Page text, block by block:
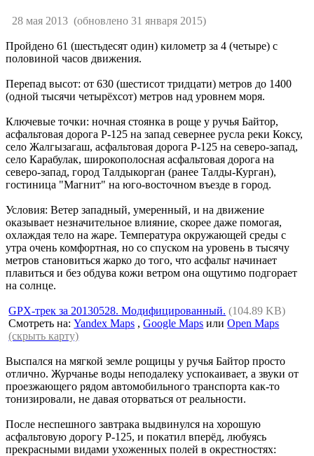
28 мая 2013(обновлено 31 января 2015)
Пройдено 61 (шестьдесят один) километр за 4 (четыре) с
половиной часов движения.
Перепад высот: от 630 (шестисот тридцати) метров до 1400
(одной тысячи четырёхсот) метров над уровнем моря.
Ключевые точки: ночная стоянка в роще у ручья Байтор,
асфальтовая дорога P-125 на запад севернее русла реки Коксу,
село Жалгызагаш, асфальтовая дорога P-125 на северо-запад,
село Карабулак, широкополосная асфальтовая дорога на
северо-запад, город Талдыкорган (ранее Талды-Курган),
гостиница "Магнит" на юго-восточном въезде в город.
Условия: Ветер западный, умеренный, и на движение
оказывает незначительное влияние, скорее даже помогая,
охлаждая тело на жаре. Температура окружающей среды с
утра очень комфортная, но со спуском на уровень в тысячу
метров становиться жарко до того, что асфальт начинает
плавиться и без обдува кожи ветром она ощутимо подгорает
на солнце.
GPX-трек за 20130528. Модифицированный. (104.89 KB)
Смотреть на:Yandex Maps ,Google Maps илиOpen Maps
(скрыть карту)
Выспался на мягкой земле рощицы у ручья Байтор просто
отлично. Журчанье воды неподалеку успокаивает, а звуки от
проезжающего рядом автомобильного транспорта как-то
тонизировали, не давая оторваться от реальности.
После неспешного завтрака выдвинулся на хорошую
асфальтовую дорогу P-125, и покатил вперёд, любуясь
прекрасными видами ухоженных полей в окрестностях: